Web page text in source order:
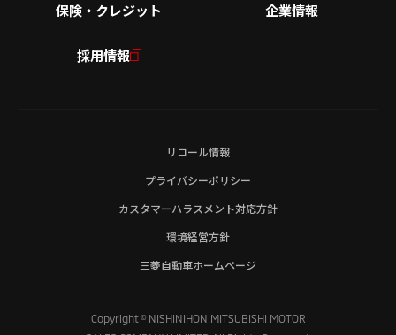
保険・クレジット 企業情報
採用情報
リコール情報
プライバシーポリシー
カスタマーハラスメント対応方針
環境経営方針
三菱自動車ホームページ
Copyright © NISHINIHON MITSUBISHI MOTOR